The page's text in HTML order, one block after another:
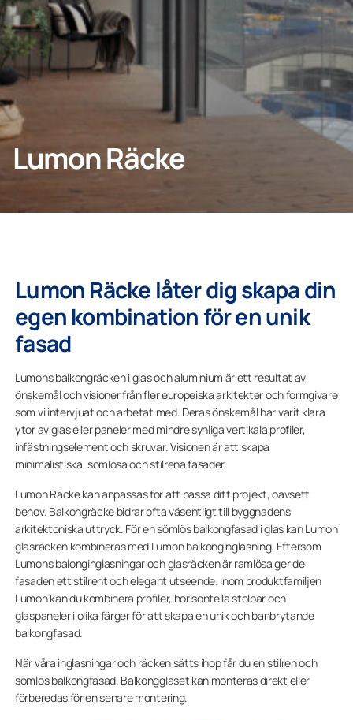
Privatperson
Lumonkoncernen
Kontakta oss
KONTAKTA OSS
Lumon Räcke
Lumon Räcke låter dig skapa din
egen kombination för en unik
fasad
Lumons balkongräcken i glas och aluminium är ett resultat av
önskemål och visioner från fler europeiska arkitekter och formgivare
som vi intervjuat och arbetat med. Deras önskemål har varit klara
ytor av glas eller paneler med mindre synliga vertikala profiler,
infästningselement och skruvar. Visionen är att skapa
minimalistiska, sömlösa och stilrena fasader.
Lumon Räcke kan anpassas för att passa ditt projekt, oavsett
behov. Balkongräcke bidrar ofta väsentligt till byggnadens
arkitektoniska uttryck. För en sömlös balkongfasad i glas kan Lumon
glasräcken kombineras med Lumon balkonginglasning. Eftersom
Lumons balonginglasningar och glasräcken är ramlösa ger de
fasaden ett stilrent och elegant utseende. Inom produktfamiljen
Lumon kan du kombinera profiler, horisontella stolpar och
glaspaneler i olika färger för att skapa en unik och banbrytande
balkongfasad.
När våra inglasningar och räcken sätts ihop får du en stilren och
sömlös balkongfasad. Balkongglaset kan monteras direkt eller
förberedas för en senare montering.